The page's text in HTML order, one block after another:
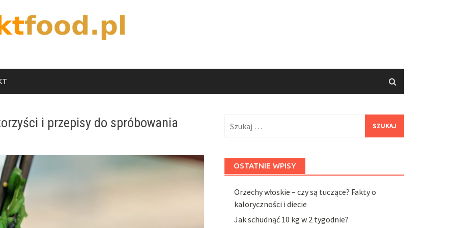
i przepisy do spróbowania
OSTATNIE WPISY
Orzechy włoskie – czy są tuczące? Fakty o
kaloryczności i diecie
Jak schudnąć 10 kg w 2 tygodnie?